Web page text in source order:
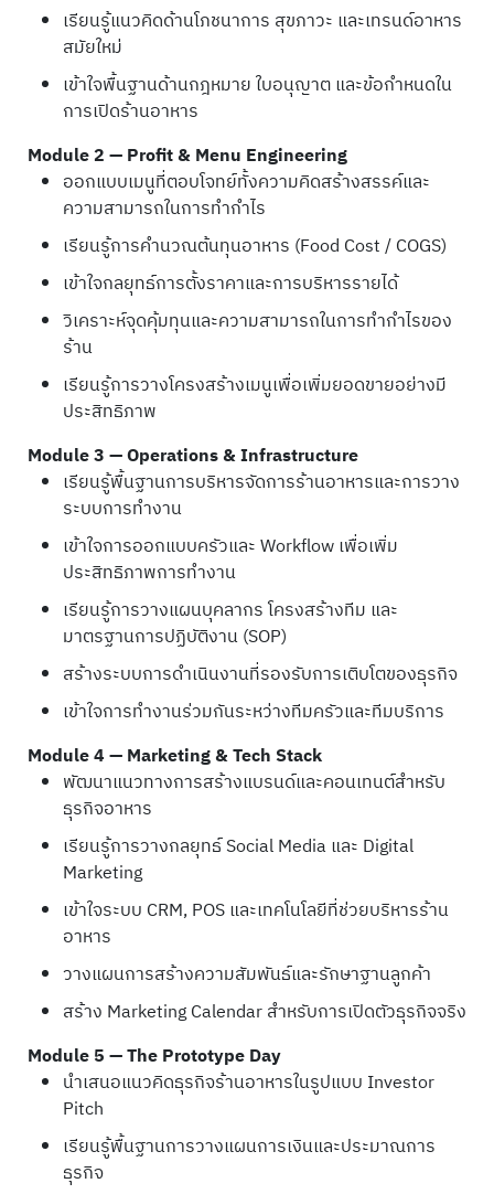
เรียนรู้แนวคิดด้านโภชนาการ สุขภาวะ และเทรนด์อาหาร
สมัยใหม่
เข้าใจพื้นฐานด้านกฎหมาย ใบอนุญาต และข้อกำหนดใน
การเปิดร้านอาหาร
Module 2 — Profit & Menu Engineering
ออกแบบเมนูที่ตอบโจทย์ทั้งความคิดสร้างสรรค์และ
ความสามารถในการทำกำไร
เรียนรู้การคำนวณต้นทุนอาหาร (Food Cost / COGS)
เข้าใจกลยุทธ์การตั้งราคาและการบริหารรายได้
วิเคราะห์จุดคุ้มทุนและความสามารถในการทำกำไรของ
ร้าน
เรียนรู้การวางโครงสร้างเมนูเพื่อเพิ่มยอดขายอย่างมี
ประสิทธิภาพ
Module 3 — Operations & Infrastructure
เรียนรู้พื้นฐานการบริหารจัดการร้านอาหารและการวาง
ระบบการทำงาน
เข้าใจการออกแบบครัวและ Workflow เพื่อเพิ่ม
ประสิทธิภาพการทำงาน
เรียนรู้การวางแผนบุคลากร โครงสร้างทีม และ
มาตรฐานการปฏิบัติงาน (SOP)
สร้างระบบการดำเนินงานที่รองรับการเติบโตของธุรกิจ
เข้าใจการทำงานร่วมกันระหว่างทีมครัวและทีมบริการ
Module 4 — Marketing & Tech Stack
พัฒนาแนวทางการสร้างแบรนด์และคอนเทนต์สำหรับ
ธุรกิจอาหาร
เรียนรู้การวางกลยุทธ์ Social Media และ Digital
Marketing
เข้าใจระบบ CRM, POS และเทคโนโลยีที่ช่วยบริหารร้าน
อาหาร
วางแผนการสร้างความสัมพันธ์และรักษาฐานลูกค้า
สร้าง Marketing Calendar สำหรับการเปิดตัวธุรกิจจริง
Module 5 — The Prototype Day
นำเสนอแนวคิดธุรกิจร้านอาหารในรูปแบบ Investor
Pitch
เรียนรู้พื้นฐานการวางแผนการเงินและประมาณการ
ธุรกิจ